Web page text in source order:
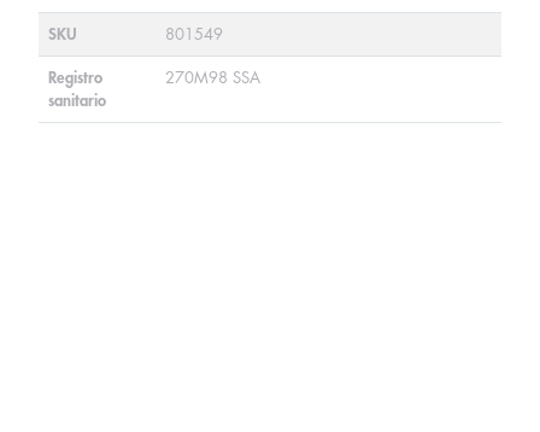
SKU 801549
Registro
sanitario
270M98 SSA